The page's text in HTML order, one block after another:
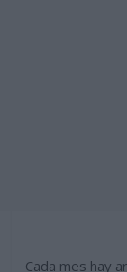
Cada mes hay